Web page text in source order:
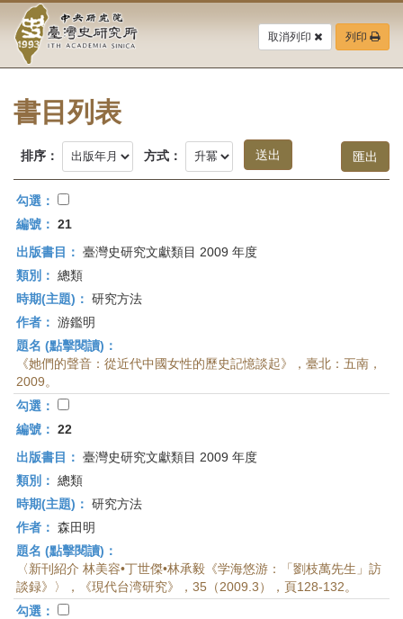
要
中
央
研
究
院-
臺
灣
史
研
究
所-
首
頁
取消列印 列印
書目列表
排序： 方式：
勾選：
編號： 21
出版書目： 臺灣史研究文獻類目 2009 年度
類別： 總類
時期(主題)： 研究方法
作者： 游鑑明
題名 (點擊閱讀)：
《她們的聲音：從近代中國女性的歷史記憶談起》，臺北：五南，
2009。
勾選：
編號： 22
出版書目： 臺灣史研究文獻類目 2009 年度
類別： 總類
時期(主題)： 研究方法
作者： 森田明
題名 (點擊閱讀)：
〈新刊紹介 林美容•丁世傑•林承毅《学海悠游：「劉枝萬先生」訪
談録》〉，《現代台湾研究》，35（2009.3），頁128-132。
勾選：